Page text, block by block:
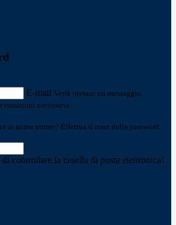
E-mail Verrà inviato un messaggio
necessarie.
al nome utente? Effettua il reset della password
controllare la casella di posta elettronica!